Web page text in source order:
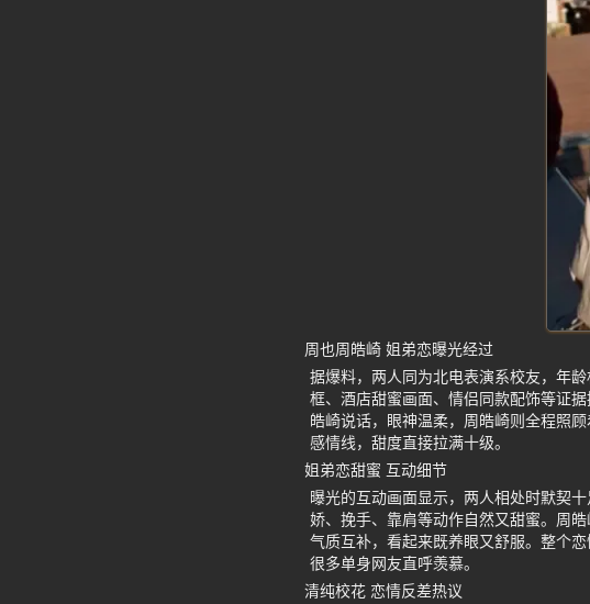
周也周皓崎 姐弟恋曝光经过
据爆料，两人同为北电表演系校友，年
框、酒店甜蜜画面、情侣同款配饰等证
皓崎说话，眼神温柔，周皓崎则全程照
感情线，甜度直接拉满十级。
姐弟恋甜蜜 互动细节
曝光的互动画面显示，两人相处时默契
娇、挽手、靠肩等动作自然又甜蜜。周
气质互补，看起来既养眼又舒服。整个
很多单身网友直呼羡慕。
清纯校花 恋情反差热议